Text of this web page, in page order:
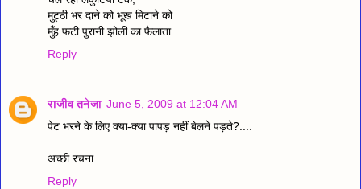
मुट्ठी भर दाने को भूख मिटाने को
मुँह फटी पुरानी झोली का फैलाता
Reply
राजीव तनेजा June 5, 2009 at 12:04 AM
पेट भरने के लिए क्या-क्या पापड़ नहीं बेलने पड़ते?....
अच्छी रचना
Reply